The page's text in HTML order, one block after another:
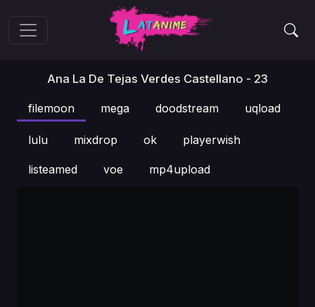
Ana La De Tejas Verdes Castellano - 23
filemoon mega doodstream uqload
lulu mixdrop ok playerwish
listeamed voe mp4upload